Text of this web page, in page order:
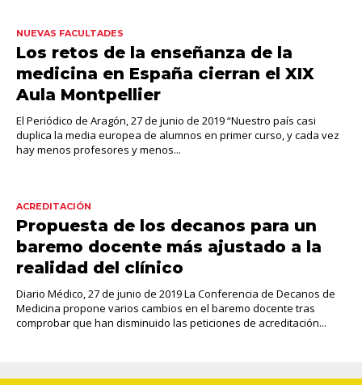
NUEVAS FACULTADES
Los retos de la enseñanza de la
medicina en España cierran el XIX
Aula Montpellier
El Periódico de Aragón, 27 de junio de 2019 “Nuestro país casi
duplica la media europea de alumnos en primer curso, y cada vez
hay menos profesores y menos...
ACREDITACIÓN
Propuesta de los decanos para un
baremo docente más ajustado a la
realidad del clínico
Diario Médico, 27 de junio de 2019 La Conferencia de Decanos de
Medicina propone varios cambios en el baremo docente tras
comprobar que han disminuido las peticiones de acreditación...